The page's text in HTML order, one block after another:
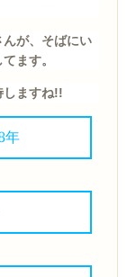
が、そばにい
ます。
ますね!!
年